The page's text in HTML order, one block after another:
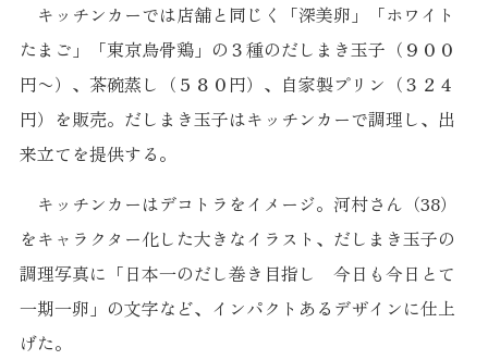
キッチンカーでは店舗と同じく「深美卵」「ホワイト
たまご」「東京烏骨鶏」の３種のだしまき玉子（９００
円〜）、茶碗蒸し（５８０円）、自家製プリン（３２４
円）を販売。だしまき玉子はキッチンカーで調理し、出
来立てを提供する。
キッチンカーはデコトラをイメージ。河村さん（38）
をキャラクター化した大きなイラスト、だしまき玉子の
調理写真に「日本一のだし巻き目指し 今日も今日とて
一期一卵」の文字など、インパクトあるデザインに仕上
げた。